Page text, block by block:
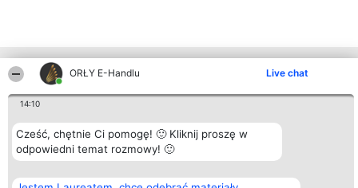
ORŁY E-Handlu Live chat
14:10
Cześć, chętnie Ci pomogę! 🙂 Kliknij proszę w
odpowiedni temat rozmowy! 🙂
Inne firmy z województwa
Organizator plebiscytu
Bright Side Solutions sp. z o.
o. sp. k.
ul. Ruska 22
Plebiscyt
Laureaci
Lista
wszystkich
Kontakt